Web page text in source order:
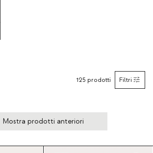
Filtri
125 prodotti
Mostra prodotti anteriori